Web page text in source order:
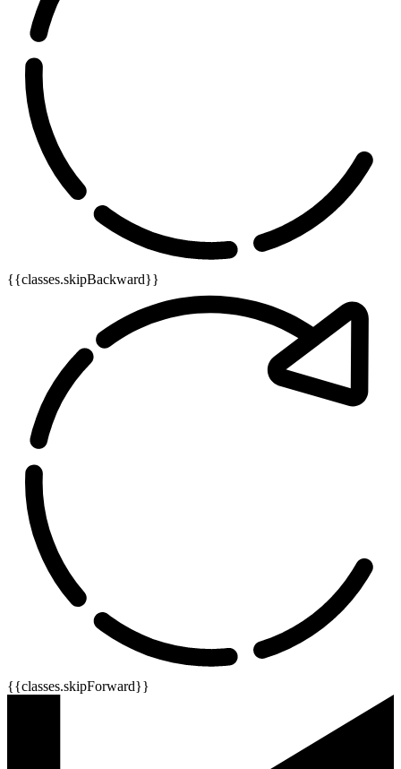
{{classes.skipBackward}}
{{classes.skipForward}}